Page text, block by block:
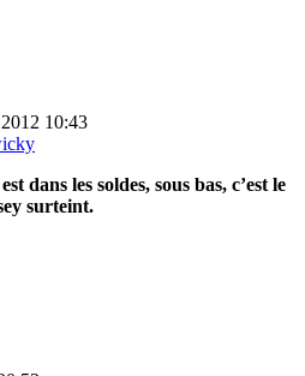
10:43
dans les soldes, sous bas, c’est le
surteint.